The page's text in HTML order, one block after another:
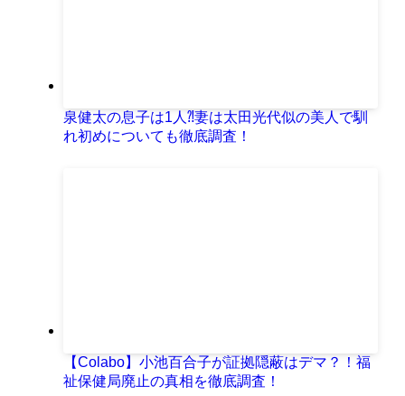
泉健太の息子は1人⁈妻は太田光代似の美人で馴
れ初めについても徹底調査！
【Colabo】小池百合子が証拠隠蔽はデマ？！福
祉保健局廃止の真相を徹底調査！